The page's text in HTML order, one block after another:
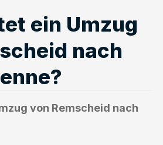
ein Umzug
nach
von Remscheid nach